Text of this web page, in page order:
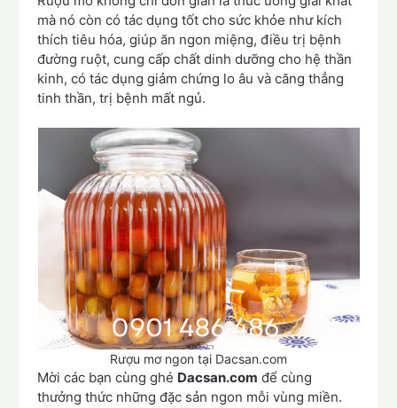
mà nó còn có tác dụng tốt cho sức khỏe như kích
thích tiêu hóa, giúp ăn ngon miệng, điều trị bệnh
đường ruột, cung cấp chất dinh dưỡng cho hệ thần
kinh, có tác dụng giảm chứng lo âu và căng thẳng
tinh thần, trị bệnh mất ngủ.
Rượu mơ ngon tại Dacsan.com
Mời các bạn cùng ghé Dacsan.com để cùng
thưởng thức những đặc sản ngon mỗi vùng miền.